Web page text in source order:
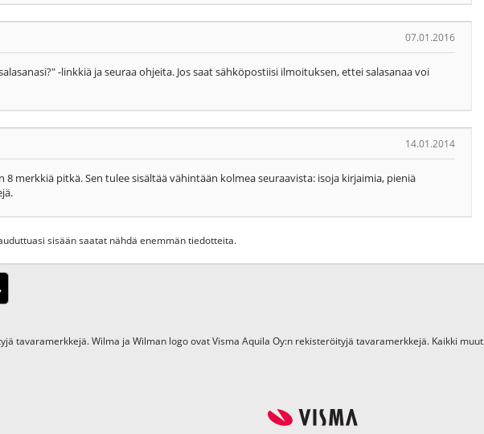
07.01.2016
-linkkiä ja seuraa ohjeita. Jos saat sähköpostiisi ilmoituksen, ettei salasanaa voi
14.01.2014
8 merkkiä pitkä. Sen tulee sisältää vähintään kolmea seuraavista: isoja kirjaimia, pieniä
sisään saatat nähdä enemmän tiedotteita.
tavaramerkkejä. Wilma ja Wilman logo ovat Visma Aquila Oy:n rekisteröityjä tavaramerkkejä. Kaikki muut